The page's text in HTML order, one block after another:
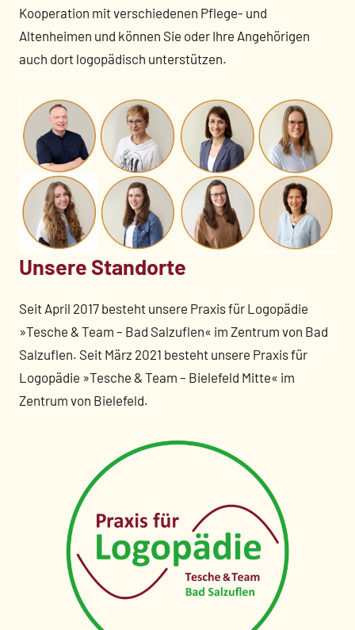
Kooperation mit verschiedenen Pflege- und
Altenheimen und können Sie oder Ihre Angehörigen
auch dort logopädisch unterstützen.
Unsere Standorte
Seit April 2017 besteht unsere Praxis für Logopädie
»Tesche & Team – Bad Salzuflen« im Zentrum von Bad
Salzuflen. Seit März 2021 besteht unsere Praxis für
Logopädie »Tesche & Team – Bielefeld Mitte« im
Zentrum von Bielefeld.